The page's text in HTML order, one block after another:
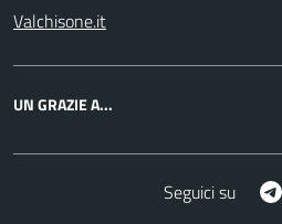
Valchisone.it
UN GRAZIE A...
Seguici su